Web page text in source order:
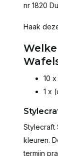
nr 1820
Haak
10
1 x
Stylecraft
kleuren.
termijn